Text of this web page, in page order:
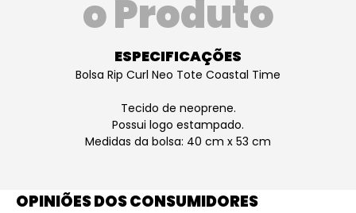
o Produto
ESPECIFICAÇÕES
Bolsa Rip Curl Neo Tote Coastal Time
Tecido de neoprene.
Possui logo estampado.
Medidas da bolsa: 40 cm x 53 cm
OPINIÕES DOS CONSUMIDORES